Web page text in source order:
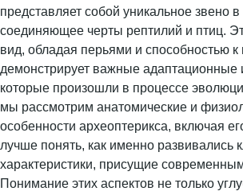
представляет собой уникальное звено
соединяющее черты рептилий и птиц.
вид, обладая перьями и способностью к
демонстрирует важные адаптационные
которые произошли в процессе
мы рассмотрим анатомические и
особенности археоптерикса, включая
лучше понять, как именно развивались
характеристики, присущие
Понимание этих аспектов не только